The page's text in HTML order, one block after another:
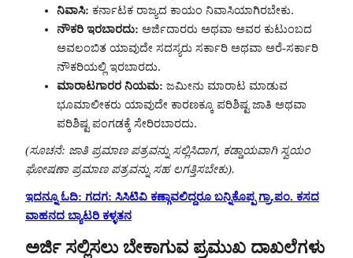
ನಿವಾಸಿ: ಕರ್ನಾಟಕ ರಾಜ್ಯದ ಕಾಯಂ ನಿವಾಸಿಯಾಗಿರಬೇಕು.
ನೌಕರಿ ಇರಬಾರದು: ಅರ್ಜಿದಾರರು ಅಥವಾ ಅವರ ಕುಟುಂಬದ
ಅವಲಂಬಿತ ಯಾವುದೇ ಸದಸ್ಯರು ಸರ್ಕಾರಿ ಅಥವಾ ಅರೆ-ಸರ್ಕಾರಿ
ನೌಕರಿಯಲ್ಲಿ ಇರಬಾರದು.
ಮಾರಾಟಗಾರರ ನಿಯಮ: ಜಮೀನು ಮಾರಾಟ ಮಾಡುವ
ಭೂಮಾಲೀಕರು ಯಾವುದೇ ಕಾರಣಕ್ಕೂ ಪರಿಶಿಷ್ಟ ಜಾತಿ ಅಥವಾ
ಪರಿಶಿಷ್ಟ ಪಂಗಡಕ್ಕೆ ಸೇರಿರಬಾರದು.
(ಸೂಚನೆ: ಜಾತಿ ಪ್ರಮಾಣ ಪತ್ರವನ್ನು ಸಲ್ಲಿಸಿದಾಗ, ಕಡ್ಡಾಯವಾಗಿ ಸ್ವಯಂ
ಘೋಷಣಾ ಪ್ರಮಾಣ ಪತ್ರವನ್ನು ಸಹ ಲಗತ್ತಿಸಬೇಕು).
ಇದನ್ನೂ ಓದಿ: ಗದಗ: ಸಿಸಿಟಿವಿ ಕಣ್ಗಾವಲಿದ್ದರೂ ಬನ್ನಿಕೊಪ್ಪ ಗ್ರಾ.ಪಂ. ಕಸದ
ವಾಹನದ ಬ್ಯಾಟರಿ ಕಳ್ಳತನ
ಅರ್ಜಿ ಸಲ್ಲಿಸಲು ಬೇಕಾಗುವ ಪ್ರಮುಖ ದಾಖಲೆಗಳು